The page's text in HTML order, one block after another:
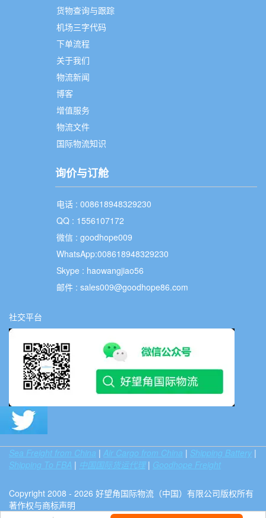
货物查询与跟踪
机场三字代码
下单流程
关于我们
物流新闻
博客
增值服务
物流文件
国际物流知识
询价与订舱
电话 : 008618948329230
QQ : 1556107172
微信 : goodhope009
WhatsApp:008618948329230
Skype : haowangjiao56
邮件 : sales009@goodhope86.com
社交平台
Sea Freight from China | Air Cargo from China | Shipping Battery |
Shipping To FBA | 中国国际货运代理| Goodhope Freight
Copyright 2008 - 2026 好望角国际物流（中国）有限公司版权所有
著作权与商标声明